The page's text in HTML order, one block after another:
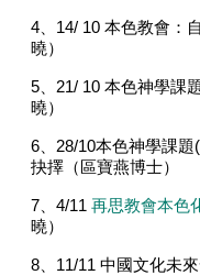
4、 14/ 10 本色教會：
曉）
5、 21/ 10 本色神學課題
曉）
6、 28/10本色神學課題(
抉擇（區寶燕博士）
7、 4/11 再思教會本色
曉）
8、 11/11 中國文化未